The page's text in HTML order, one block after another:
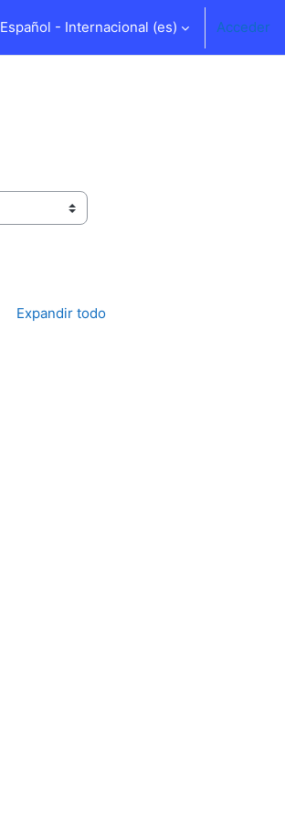
Español - Internacional ‎(es)‎ Acceder
Expandir todo